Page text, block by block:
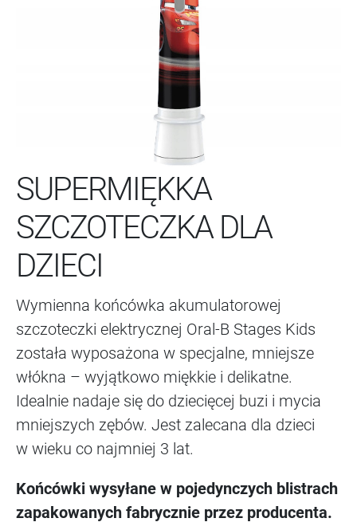
SUPERMIĘKKA
SZCZOTECZKA DLA
DZIECI
Wymienna końcówka akumulatorowej
szczoteczki elektrycznej Oral-B Stages Kids
została wyposażona w specjalne, mniejsze
włókna – wyjątkowo miękkie i delikatne.
Idealnie nadaje się do dziecięcej buzi i mycia
mniejszych zębów. Jest zalecana dla dzieci
w wieku co najmniej 3 lat.
Końcówki wysyłane w pojedynczych blistrach
zapakowanych fabrycznie przez producenta.